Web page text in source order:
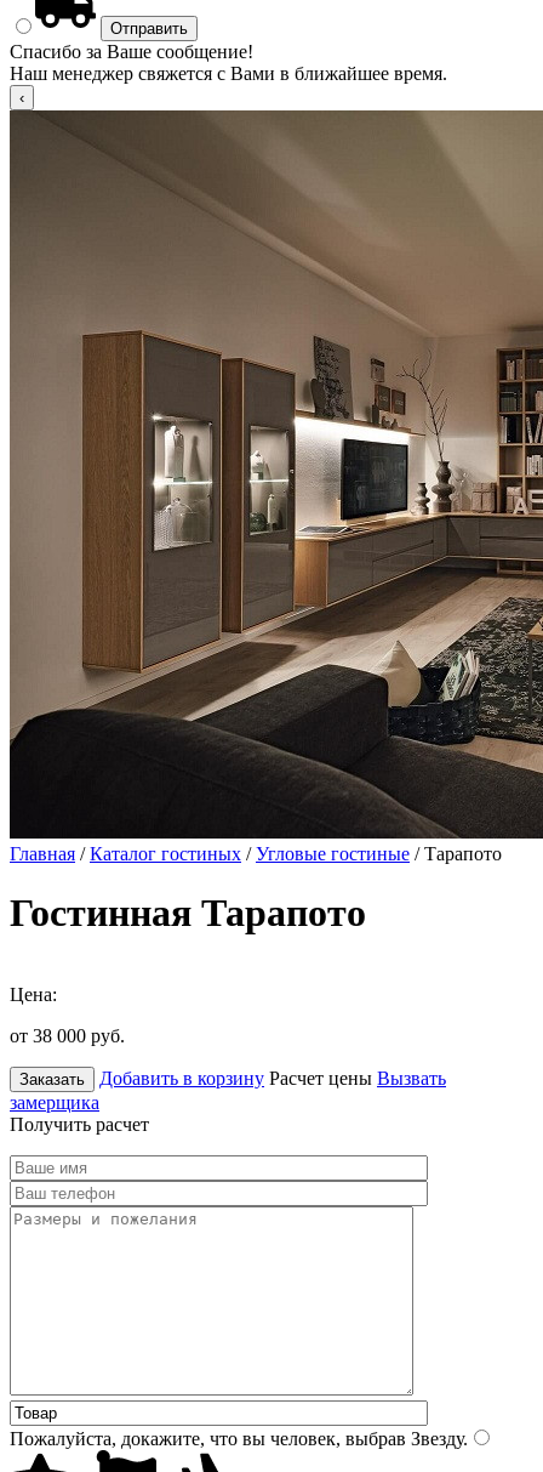
Спасибо за Ваше сообщение!
Наш менеджер свяжется с Вами в ближайшее время.
Главная /Каталог гостиных /Угловые гостиные / Тарапото
Гостинная Тарапото
Цена:
от 38 000 руб.
Заказать Добавить в корзину Расчет цены Вызвать
замерщика
Получить расчет
Пожалуйста, докажите, что вы человек, выбрав Звезду.